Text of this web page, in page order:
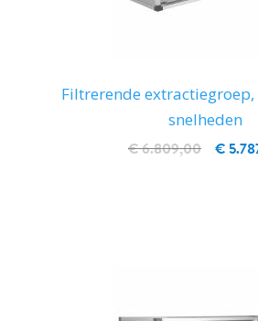
Filtrerende extractiegroep,
snelheden
€
€ 6.809,00